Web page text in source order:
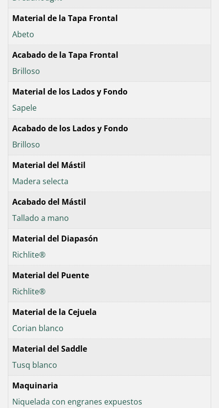
Material de la Tapa Frontal
Abeto
Acabado de la Tapa Frontal
Brilloso
Material de los Lados y Fondo
Sapele
Acabado de los Lados y Fondo
Brilloso
Material del Mástil
Madera selecta
Acabado del Mástil
Tallado a mano
Material del Diapasón
Richlite®
Material del Puente
Richlite®
Material de la Cejuela
Corian blanco
Material del Saddle
Tusq blanco
Maquinaria
Niquelada con engranes expuestos